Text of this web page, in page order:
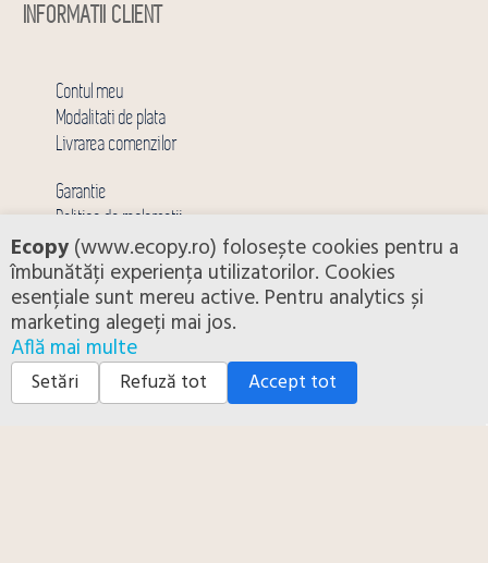
INFORMATII CLIENT
Contul meu
Modalitati de plata
Livrarea comenzilor
Garantie
Politica de reclamatii
Politica de retur
CERE O OFERTA
Click aici pentru a fi contactat de catre unul din reprezentantii nostri.
URMARESTE-NE PE
Ecopy (www.ecopy.ro) folosește cookies pentru a
îmbunătăți experiența utilizatorilor. Cookies
esențiale sunt mereu active. Pentru analytics și
marketing alegeți mai jos.
Află mai multe
Setări Refuză tot Accept tot